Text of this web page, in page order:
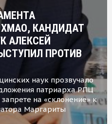
ХМАО, КАНДИДАТ
АЛЕКСЕЙ
ПРОТИВ
наук прозвучало
патриарха РПЦ
на «склонение» к
Маргариты